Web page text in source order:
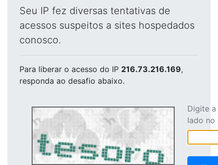
Seu IP fez diversas tentativas de
acessos suspeitos a sites hospedados
conosco.
Para liberar o acesso do IP 216.73.216.169,
responda ao desafio abaixo.
Digite
lado no